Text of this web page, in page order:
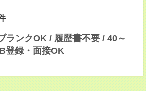
ランクOK / 履歴書不要 / 40～
登録・面接OK